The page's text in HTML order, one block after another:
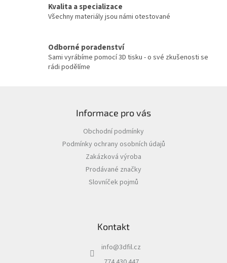
k
y
p
i
Kvalita a specializace
Všechny materiály jsou námi otestované
Odborné poradenství
Sami vyrábíme pomocí 3D tisku - o své zkušenosti se
rádi podělíme
Informace pro vás
Obchodní podmínky
Podmínky ochrany osobních údajů
Zakázková výroba
Prodávané značky
Slovníček pojmů
Kontakt
info@3dfil.cz